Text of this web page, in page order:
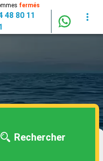
fermés
48 80 11
Rechercher